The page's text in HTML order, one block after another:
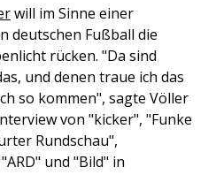
will im Sinne einer
deutschen Fußball die
rücken. "Da sind
und denen traue ich das
so kommen", sagte Völler
von "kicker", "Funke
Rundschau",
und "Bild" in